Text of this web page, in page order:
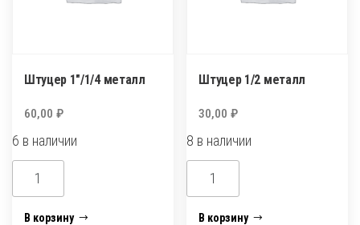
Штуцер 1″/1/4 металл
60,00 ₽
6 в наличии
Количество
товара
Штуцер
В корзину
Штуцер 1/2 металл
30,00₽
8 в наличии
Количество
товара
Штуцер
В корзину